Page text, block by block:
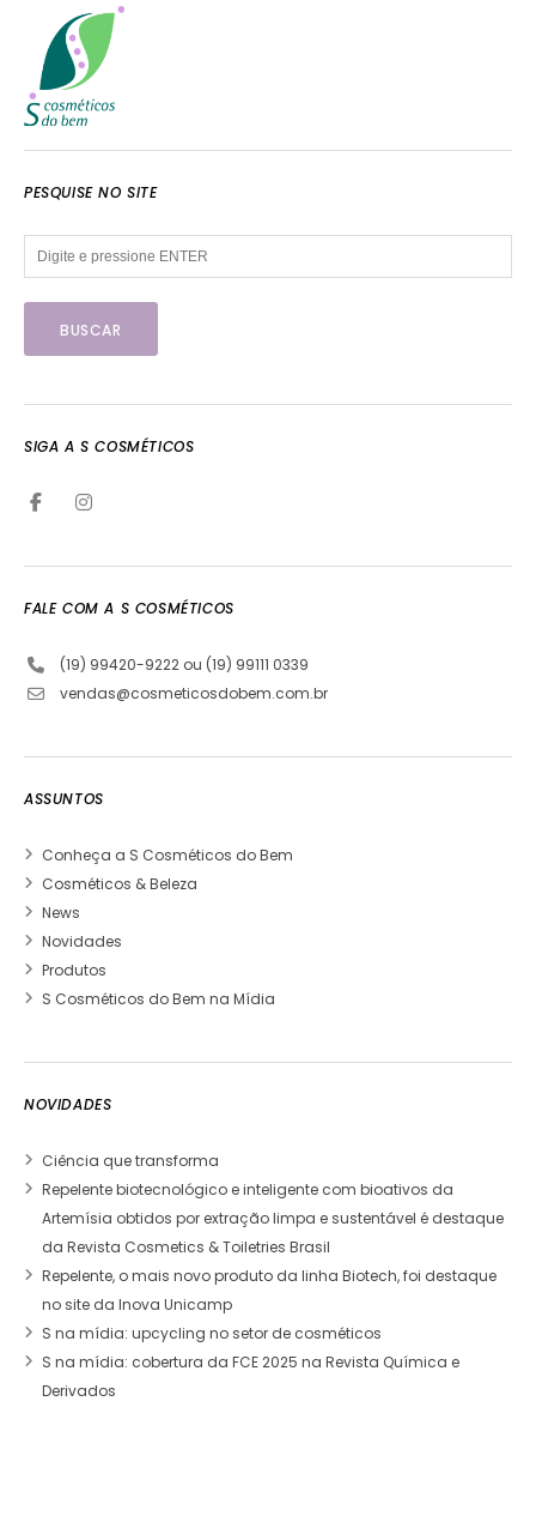
PESQUISE NO SITE
SIGA A S COSMÉTICOS
FALE COM A S COSMÉTICOS
(19) 99420-9222 ou (19) 99111 0339
vendas@cosmeticosdobem.com.br
ASSUNTOS
Conheça a S Cosméticos do Bem
Cosméticos & Beleza
News
Novidades
Produtos
S Cosméticos do Bem na Mídia
NOVIDADES
Ciência que transforma
Repelente biotecnológico e inteligente com bioativos da
Artemísia obtidos por extração limpa e sustentável é destaque
da Revista Cosmetics & Toiletries Brasil
Repelente, o mais novo produto da linha Biotech, foi destaque
no site da Inova Unicamp
S na mídia: upcycling no setor de cosméticos
S na mídia: cobertura da FCE 2025 na Revista Química e
Derivados